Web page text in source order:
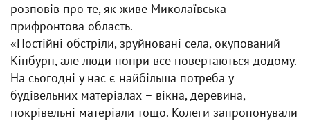
розповів про те, як живе Миколаївська
прифронтова область.
«Постійні обстріли, зруйновані села, окупований
Кінбурн, але люди попри все повертаються додому.
На сьогодні у нас є найбільша потреба у
будівельних матеріалах – вікна, деревина,
покрівельні матеріали тощо. Колеги запропонували